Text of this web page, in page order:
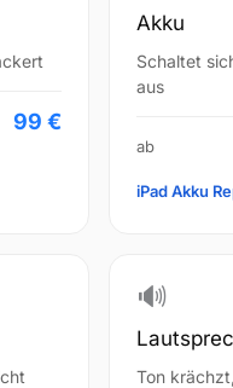
99 €
Akku
Schaltet
aus
ab
iPad Akku
🔊
Ton